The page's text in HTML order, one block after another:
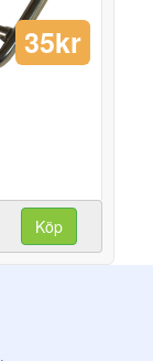
35kr
Köp